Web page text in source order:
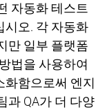
자동화 테스트
시오. 각 자동화
만 일부 플랫폼
법을 사용하여
화함으로써 엔지
과 QA가 더 다양